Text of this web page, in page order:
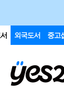
외국도서 중고